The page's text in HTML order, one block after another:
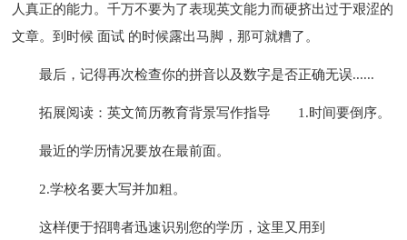
人真正的能力。千万不要为了表现英文能力而硬挤出过于艰涩的
文章。到时候 面试 的时候露出马脚，那可就糟了。
最后，记得再次检查你的拼音以及数字是否正确无误......
拓展阅读：英文简历教育背景写作指导 1.时间要倒序。
最近的学历情况要放在最前面。
2.学校名要大写并加粗。
这样便于招聘者迅速识别您的学历，这里又用到